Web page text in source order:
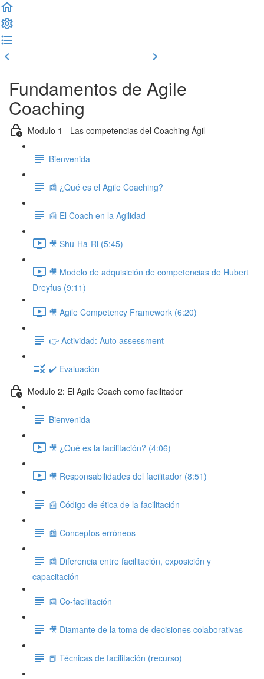
Fundamentos de Agile
Coaching
Modulo 1 - Las competencias del Coaching Ágil
Bienvenida
📰 ¿Qué es el Agile Coaching?
📰 El Coach en la Agilidad
🎥 Shu-Ha-Ri (5:45)
🎥 Modelo de adquisición de competencias de Hubert
Dreyfus (9:11)
🎥 Agile Competency Framework (6:20)
👉 Actividad: Auto assessment
✔️ Evaluación
Modulo 2: El Agile Coach como facilitador
Bienvenida
🎥 ¿Qué es la facilitación? (4:06)
🎥 Responsabilidades del facilitador (8:51)
📰 Código de ética de la facilitación
📰 Conceptos erróneos
📰 Diferencia entre facilitación, exposición y
capacitación
📰 Co-facilitación
🎥 Diamante de la toma de decisiones colaborativas
📕 Técnicas de facilitación (recurso)